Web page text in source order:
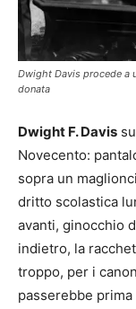
Dwight Davis procede a
donata
Dwight F. Davis
Novecento:
sopra un
dritto scolastica
avanti, ginocchio
indietro, la
troppo, per i
passerebbe